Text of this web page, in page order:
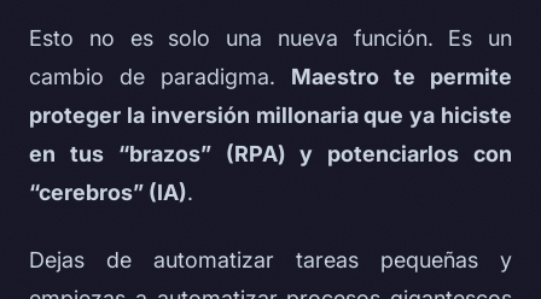
Esto no es solo una nueva función. Es un
cambio de paradigma. Maestro te permite
proteger la inversión millonaria que ya hiciste
en tus “brazos” (RPA) y potenciarlos con
“cerebros” (IA).
Dejas de automatizar tareas pequeñas y